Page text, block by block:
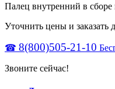
Палец внутренний в
Уточнить цены и заказать
☎ 8(800)505-21-10
Звоните сейчас!